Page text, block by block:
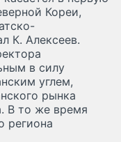
Кореи,
К. Алексеев.
в силу
углем,
рынка
В то же время
региона